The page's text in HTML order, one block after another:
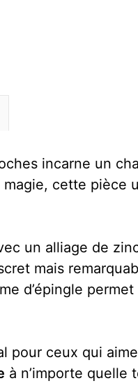
incarne un
cette
un alliage de
mais
d’épingle
pour ceux qui
à n’importe quelle